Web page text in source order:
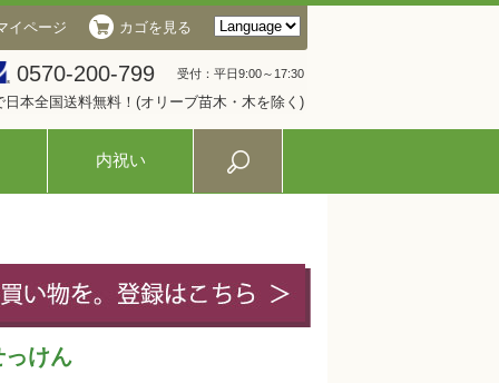
イページ カゴを見る
0570-200-799 受付：平日9:00～17:30
本全国送料無料！(オリーブ苗木・木を除く)
内祝い
けん